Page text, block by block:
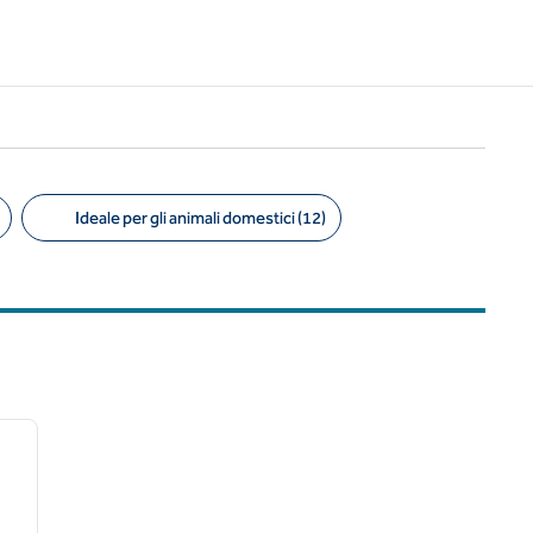
Ideale per gli animali domestici (12)
immagine successiva